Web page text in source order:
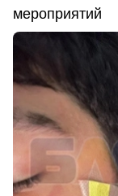
мероприятий